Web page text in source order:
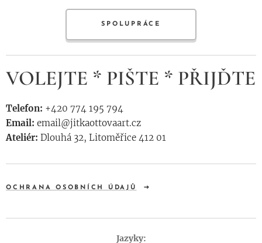
SPOLUPRÁCE
VOLEJTE * PIŠTE * PŘIJĎTE
Telefon: +420 774 195 794
Email: email@jitkaottovaart.cz
Ateliér: Dlouhá 32, Litoměřice 412 01
OCHRANA OSOBNÍCH ÚDAJŮ
Jazyky